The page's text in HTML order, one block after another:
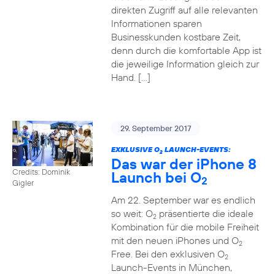
direkten Zugriff auf alle relevanten
Informationen sparen
Businesskunden kostbare Zeit,
denn durch die komfortable App ist
die jeweilige Information gleich zur
Hand. […]
Credits: Dominik
Gigler
29. September 2017
EXKLUSIVE O2LAUNCH-EVENTS:
Das war der iPhone 8
Launch bei O2
Am 22. September war es endlich
so weit: O2präsentierte die ideale
Kombination für die mobile Freiheit
mit den neuen iPhones und O2
Free. Bei den exklusiven O2
Launch-Events in München,